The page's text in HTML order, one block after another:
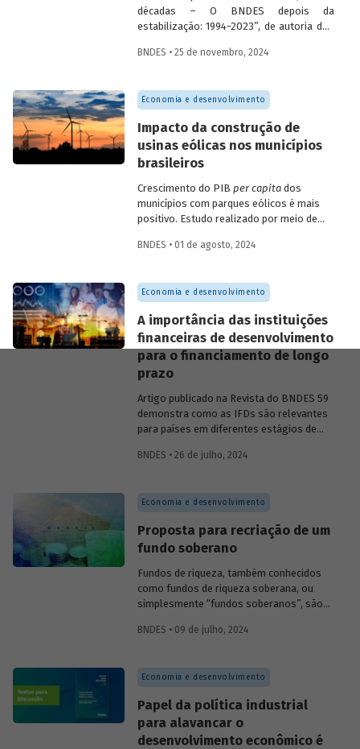
décadas – O BNDES depois da
estabilização: 1994-2023”, de autoria dos
Gilberto Borça Jr. e Letícia Magalhães,
financeiros e operacionais do Banco
referentes ao período que vai de 1994 (em
para que se compreenda melhor o
desempenho do BNDES, o estudo buscar
ser mais um veículo de prestação de
BNDES • 25 de novembro, 2024
Economia e desenvolvimento
Impacto da construção de
usinas eólicas nos municípios
brasileiros
Crescimento do PIB per capitados
municípios com parques eólicos é mais
positivo. Estudo realizado por meio de
resultados mais significativos dois a três
dispersão posterior.
BNDES • 01 de agosto, 2024
Economia e desenvolvimento
A importância das instituições
financeiras de desenvolvimento
para o financiamento de longo
prazo
Artigo publicado na Revista do BNDES 59
demonstra como as IFDs são relevantes
para países em diferentes estágios de
de estabilidade quanto nos de crise
Confira uma prévia do texto e acesse o
BNDES • 26 de julho, 2024
Economia e desenvolvimento
Proposta para recriação de um
fundo soberano
Fundos de riqueza, também conhecidos
como fundos de riqueza so­berana, ou
simplesmente “fundos soberanos”, são
governos ou a entes governamentais.
envolvidos na criação e na gestão de um
fundo público de investimentos
sustentáveis, apresentando algumas
soluções possíveis.
BNDES • 09 de julho, 2024
Economia e desenvolvimento
Papel da política industrial
para alavancar o
desenvolvimento econômico é